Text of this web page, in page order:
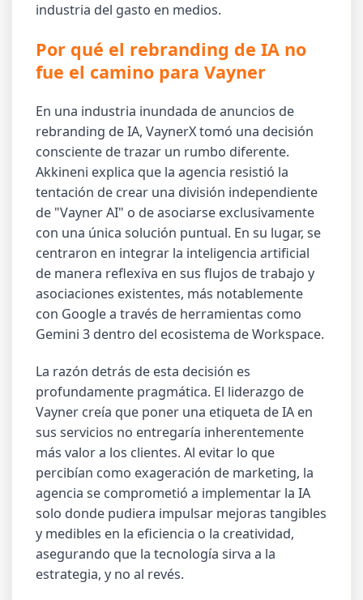
industria del gasto en medios.
Por qué el rebranding de IA no
fue el camino para Vayner
En una industria inundada de anuncios de
rebranding de IA, VaynerX tomó una decisión
consciente de trazar un rumbo diferente.
Akkineni explica que la agencia resistió la
tentación de crear una división independiente
de "Vayner AI" o de asociarse exclusivamente
con una única solución puntual. En su lugar, se
centraron en integrar la inteligencia artificial
de manera reflexiva en sus flujos de trabajo y
asociaciones existentes, más notablemente
con Google a través de herramientas como
Gemini 3 dentro del ecosistema de Workspace.
La razón detrás de esta decisión es
profundamente pragmática. El liderazgo de
Vayner creía que poner una etiqueta de IA en
sus servicios no entregaría inherentemente
más valor a los clientes. Al evitar lo que
percibían como exageración de marketing, la
agencia se comprometió a implementar la IA
solo donde pudiera impulsar mejoras tangibles
y medibles en la eficiencia o la creatividad,
asegurando que la tecnología sirva a la
estrategia, y no al revés.